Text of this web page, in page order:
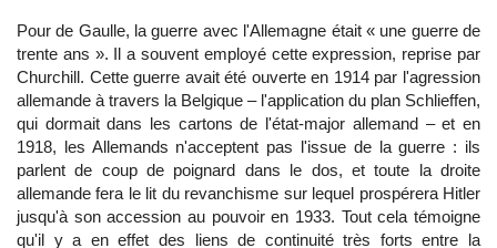
Pour de Gaulle, la guerre avec l'Allemagne était « une guerre de
trente ans ». Il a souvent employé cette expression, reprise par
Churchill. Cette guerre avait été ouverte en 1914 par l'agression
allemande à travers la Belgique – l'application du plan Schlieffen,
qui dormait dans les cartons de l'état-major allemand – et en
1918, les Allemands n'acceptent pas l'issue de la guerre : ils
parlent de coup de poignard dans le dos, et toute la droite
allemande fera le lit du revanchisme sur lequel prospérera Hitler
jusqu'à son accession au pouvoir en 1933. Tout cela témoigne
qu'il y a en effet des liens de continuité très forts entre la